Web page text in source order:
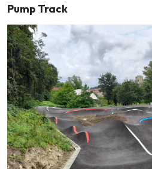
Pump Track